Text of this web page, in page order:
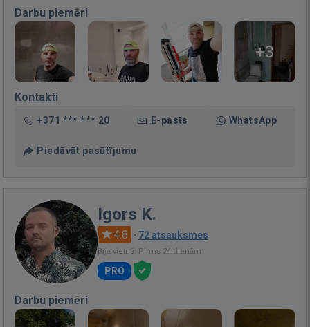
Darbu piemēri
+3
Kontakti
+371 *** *** 20 E-pasts WhatsApp
Piedāvāt pasūtījumu
Igors K.
4.8 · 72 atsauksmes
Bija vietnē: Pirms 24 dienām
PRO
Darbu piemēri